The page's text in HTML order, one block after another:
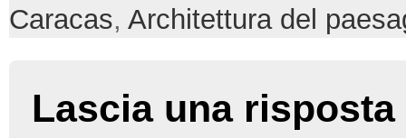
Caracas, Architettura del
Lascia una risposta